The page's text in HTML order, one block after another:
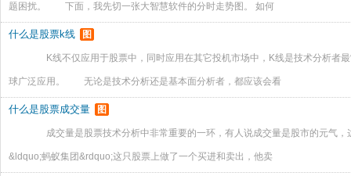
题困扰。 下面，我先切一张大智慧软件的分时走势图。 如何
什么是股票k线 图
K线不仅应用于股票中，同时应用在其它投机市场中，K线是技术分析者
球广泛应用。 无论是技术分析还是基本面分析者，都应该会看
什么是股票成交量 图
成交量是股票技术分析中非常重要的一环，有人说成交量是股市的元气
&ldquo;蚂蚁集团&rdquo;这只股票上做了一个买进和卖出，他卖